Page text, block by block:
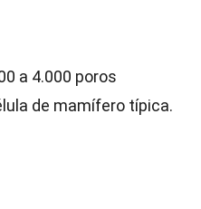
a 4.000 poros
de mamífero típica.